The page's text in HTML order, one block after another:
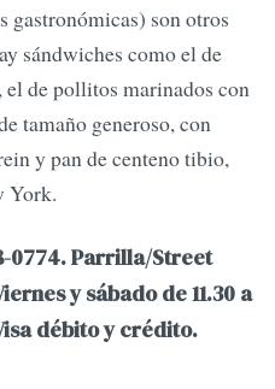
gastronómicas) son otros
sándwiches como el de
el de pollitos marinados con
tamaño generoso, con
y pan de centeno tibio,
York.
0774. Parrilla/Street
y sábado de 11.30 a
débito y crédito.